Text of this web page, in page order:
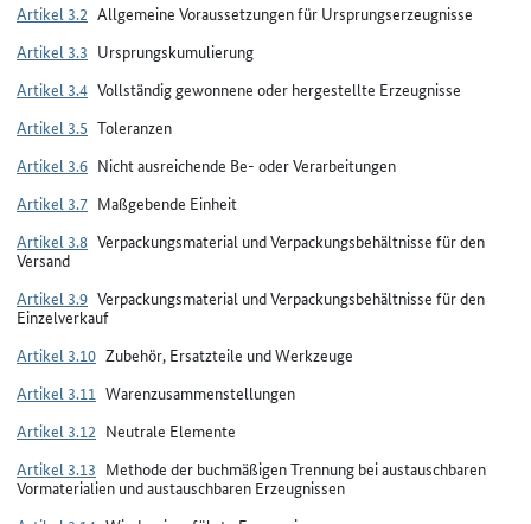
Artikel 3.2 Allgemeine Voraussetzungen für Ursprungserzeugnisse
Artikel 3.3 Ursprungskumulierung
Artikel 3.4 Vollständig gewonnene oder hergestellte Erzeugnisse
Artikel 3.5 Toleranzen
Artikel 3.6 Nicht ausreichende Be- oder Verarbeitungen
Artikel 3.7 Maßgebende Einheit
Artikel 3.8 Verpackungsmaterial und Verpackungsbehältnisse für den
Versand
Artikel 3.9 Verpackungsmaterial und Verpackungsbehältnisse für den
Einzelverkauf
Artikel 3.10 Zubehör, Ersatzteile und Werkzeuge
Artikel 3.11 Warenzusammenstellungen
Artikel 3.12 Neutrale Elemente
Artikel 3.13 Methode der buchmäßigen Trennung bei austauschbaren
Vormaterialien und austauschbaren Erzeugnissen